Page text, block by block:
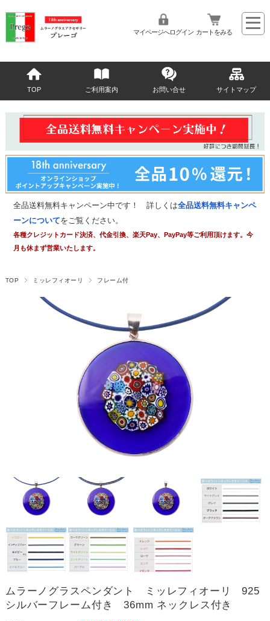
マイページへログイン カートをみる
TOP ご利用案内 お問い合せ サイトマップ
全品送料無料キャンペーン中です！ 詳しくは全品送料無料キャンペ
ーンについてをご覧ください。
各種クレジットカード決済、代金引換、楽天Pay、PayPay等ご利用頂けます。今
月も休まず営業いたします。
TOP ミッレフィオーリ フレーム付
ムラーノグラスペンダント ミッレフィオーリ 925
シルバーフレーム付き 36mm ネックレス付き